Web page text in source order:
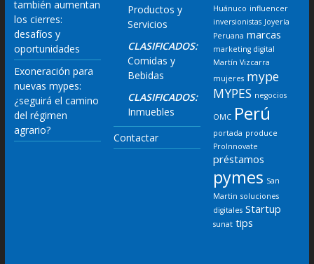
también aumentan
los cierres:
desafíos y
oportunidades
Exoneración para
nuevas mypes:
¿seguirá el camino
del régimen
agrario?
Productos y
Servicios
CLASIFICADOS:
Comidas y
Bebidas
CLASIFICADOS:
Inmuebles
Contactar
Huánuco influencer
inversionistas Joyería
Peruana marcas
marketing digital
Martín Vizcarra
mujeres mype
MYPES negocios
OMC Perú
portada produce
ProInnovate
préstamos
pymes San
Martin soluciones
digitales Startup
sunat tips